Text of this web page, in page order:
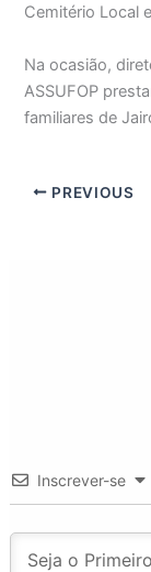
Cemitério Local
Na ocasião,
ASSUFOP
familiares de
PREVIOUS
Inscrever-se